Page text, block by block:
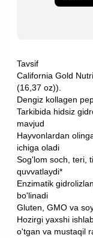
Tavsif
California Gold
(16,37 oz)).
Dengiz kollagen
Tarkibida hidsiz
mavjud
Hayvonlardan
ichiga oladi
Sog'lom soch, teri,
quvvatlaydi*
Enzimatik
bo'linadi
Gluten, GMO va
Hozirgi yaxshi
o'tgan va mustaqil